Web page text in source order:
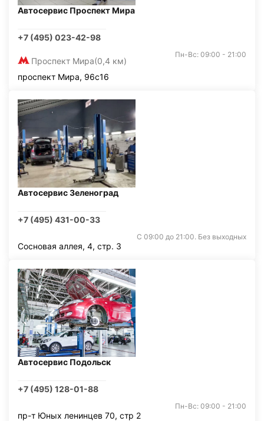
Автосервис Проспект Мира
+7 (495) 023-42-98
Проспект Мира(0,4 км)
Пн-Вс: 09:00 - 21:00
проспект Мира, 96с16
Автосервис Зеленоград
+7 (495) 431-00-33
С 09:00 до 21:00. Без выходных
Сосновая аллея, 4, стр. 3
Автосервис Подольск
+7 (495) 128-01-88
Пн-Вс: 09:00 - 21:00
пр-т Юных ленинцев 70, стр 2